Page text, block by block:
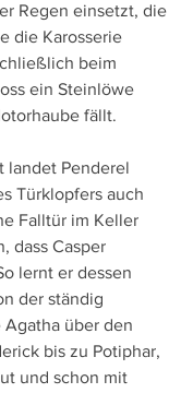
Regen einsetzt, die
die Karosserie
beim
ein Steinlöwe
fällt.
landet Penderel
Türklopfers auch
Falltür im Keller
dass Casper
lernt er dessen
der ständig
über den
bis zu Potiphar,
und schon mit